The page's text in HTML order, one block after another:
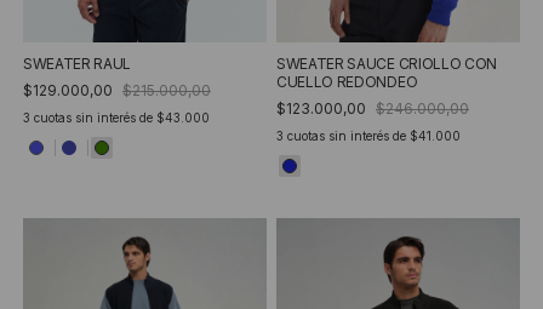
SWEATER RAUL
$129.000,00 $215.000,00
3 cuotas sin interés de $43.000
SWEATER SAUCE CRIOLLO CON
CUELLO REDONDEO
$123.000,00 $246.000,00
3 cuotas sin interés de $41.000